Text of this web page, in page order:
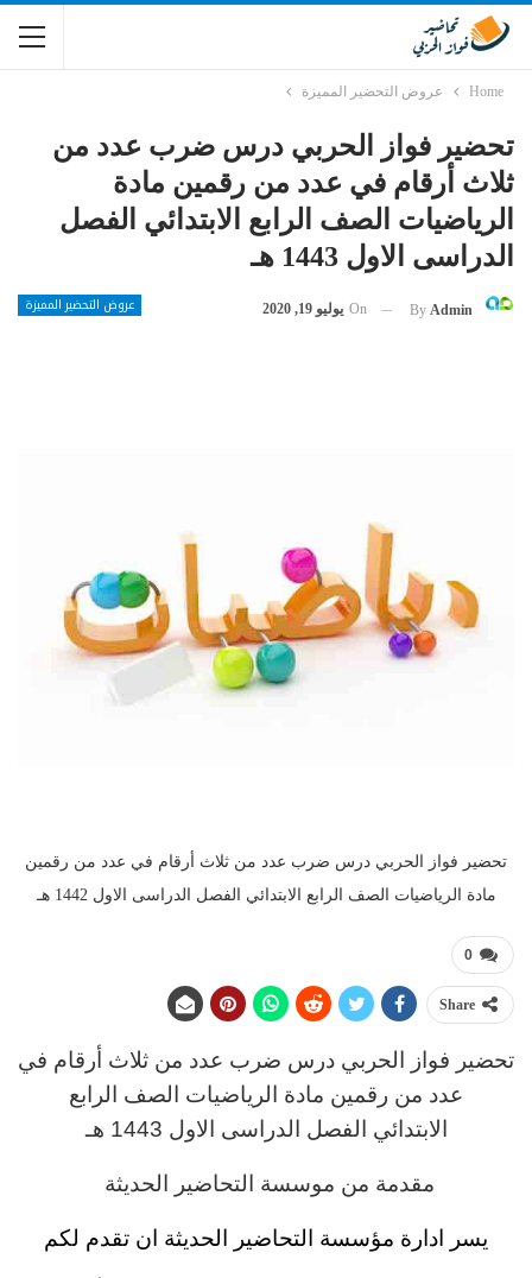
Home عروض التحضير المميزة
تحضير فواز الحربي درس ضرب عدد من
ثلاث أرقام في عدد من رقمين مادة
الرياضيات الصف الرابع الابتدائي الفصل
الدراسى الاول 1443 هـ
عروض التحضير المميزة By Admin
On يوليو 19, 2020
تحضير فواز الحربي درس ضرب عدد من ثلاث أرقام في عدد من رقمين
مادة الرياضيات الصف الرابع الابتدائي الفصل الدراسى الاول 1442 هـ
0
Share
تحضير فواز الحربي درس ضرب عدد من ثلاث أرقام في
عدد من رقمين مادة الرياضيات
الصف الرابع
الابتدائي الفصل الدراسى الاول 1443 هـ
مقدمة من موسسة التحاضير الحديثة
يسر ادارة مؤسسة التحاضير الحديثة ان تقدم لكم